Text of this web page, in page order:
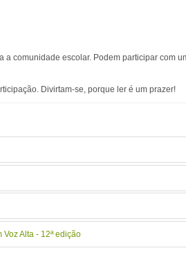
a comunidade escolar. Podem participar com
Divirtam-se, porque ler é um prazer!
Alta - 12ª edição